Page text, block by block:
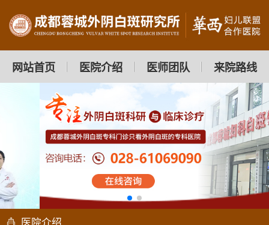
网站首页 医院介绍 医师团队 来院路线